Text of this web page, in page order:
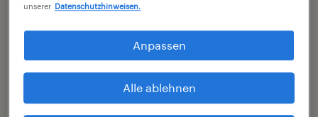
unserer Datenschutzhinweisen.
Anpassen
Alle ablehnen